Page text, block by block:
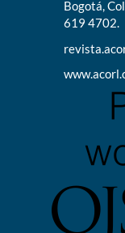
Bogotá,
619 4702.